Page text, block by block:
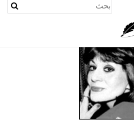
(current)